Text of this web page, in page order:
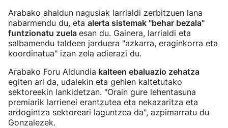
Arabako ahaldun nagusiak larrialdi zerbitzuen lana
nabarmendu du, eta alerta sistemak "behar bezala"
funtzionatu zuela esan du. Gainera, larrialdi eta
salbamendu taldeen jarduera "azkarra, eraginkorra eta
koordinatua" izan zela adierazi du.
Arabako Foru Aldundia kalteen ebaluazio zehatza
egiten ari da, udalekin eta gehien kaltetutako
sektoreekin lankidetzan. "Orain gure lehentasuna
premiarik larrienei erantzutea eta nekazaritza eta
ardogintza sektoreari laguntzea da", azpimarratu du
Gonzalezek.